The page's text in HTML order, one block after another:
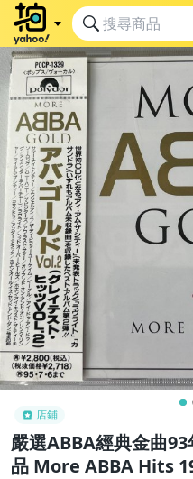
店鋪
嚴選ABBA經典金曲
品 More ABBA Hits